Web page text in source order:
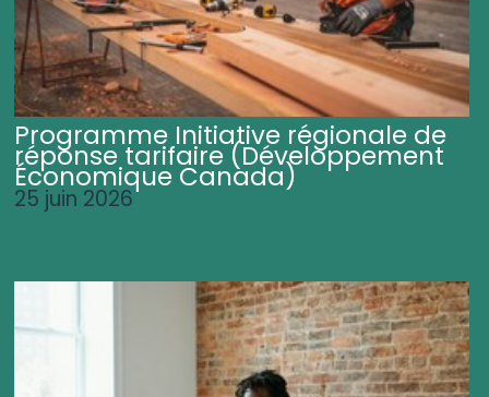
Programme Initiative régionale de
réponse tarifaire (Développement
Économique Canada)
25 juin 2026